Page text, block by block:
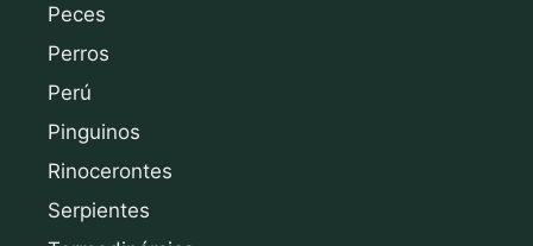
Peces
Perros
Perú
Pinguinos
Rinocerontes
Serpientes